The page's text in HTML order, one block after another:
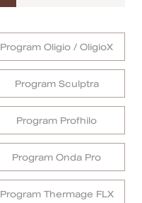
Program Oligio / OligioX
Program Sculptra
Program Profhilo
Program Onda Pro
Program Thermage FLX